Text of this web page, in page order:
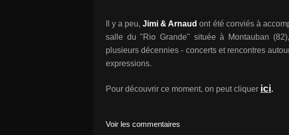
Il y a peu,Jimi & Arnaud ont été conviés à
salle du "Rio Grande" située à Montauban
plusieurs décennies - concerts et rencontres
expressions.
Pour découvrir ce moment, on peut cliquer ici.
Voir les commentaires